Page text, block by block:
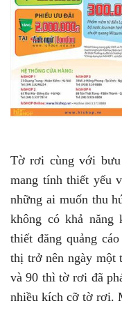
Tờ rơi cùng với
mang tính thiết yếu
những ai muốn thu
không có khả năng
thiết đăng quảng
thị trở nên ngày một
và 90 thì tờ rơi đã
nhiều kích cỡ tờ rơi.